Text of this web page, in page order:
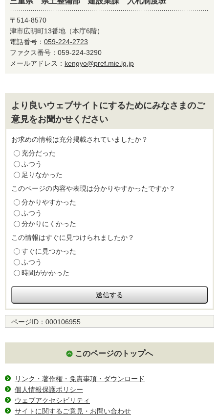
〒514-8570
津市広明町13番地（本庁6階）
電話番号： 059-224-2723
ファクス番号：059-224-3290
メールアドレス： kengyo@pref.mie.lg.jp
より良いウェブサイトにするためにみなさまのご
意見をお聞かせください
お求めの情報は充分掲載されていましたか？
充分だった
ふつう
足りなかった
このページの内容や表現は分かりやすかったですか？
分かりやすかった
ふつう
分かりにくかった
この情報はすぐに見つけられましたか？
すぐに見つかった
ふつう
時間がかかった
ページID： 000106955
このページのトップへ
リンク・著作権・免責事項・ダウンロード
個人情報保護ポリシー
ウェブアクセシビリティ
サイトに関するご意見・お問い合わせ